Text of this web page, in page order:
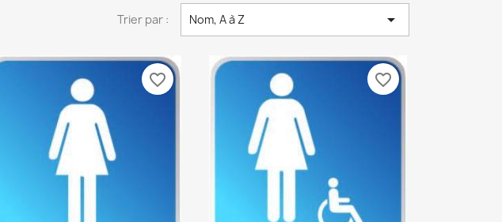
Trier par : Nom, A à Z 
favorite_border favorite_border